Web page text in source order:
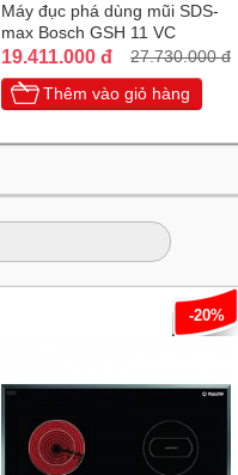
Máy đục phá dùng mũi SDS-
max Bosch GSH 11 VC
19.411.000 đ 27.730.000 đ
Thêm vào giỏ hàng
-20%